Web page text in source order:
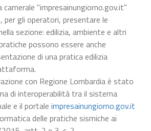
"impresainungiorno.gov.it"
per gli operatori, presentare le
sezione: edilizia, ambiente e altri
possono essere anche
di una pratica edilizia
con Regione Lombardia è stato
di interoperabilità tra il sistema
e il portale impresainungiorno.gov.it
delle pratiche sismiche ai